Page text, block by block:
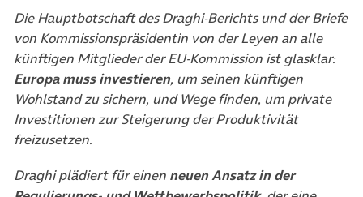
Die Hauptbotschaft des Draghi-Berichts und der Briefe
von Kommissionspräsidentin von der Leyen an alle
künftigen Mitglieder der EU-Kommission ist glasklar:
Europa muss investieren, um seinen künftigen
Wohlstand zu sichern, und Wege finden, um private
Investitionen zur Steigerung der Produktivität
freizusetzen.
Draghi plädiert für einen neuen Ansatz in der